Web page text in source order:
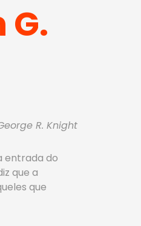
R. Knight
entrada do
que a
que